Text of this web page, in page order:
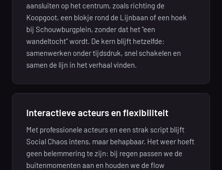
aansluiten op het centrum, zoals richting de
Koopgoot, een blokje rond de Lijnbaan of een hoek
bij Schouwburgplein, zonder dat het “een
wandeltocht” wordt. De kern blijft hetzelfde:
samenwerken onder tijdsdruk, snel schakelen en
samen de lijn in het verhaal vinden.
Interactieve acteurs en flexibiliteit
Met professionele acteurs en een strak script blijft
Social Chaos intens, maar behapbaar. Het weer hoeft
geen belemmering te zijn: bij regen passen we de
buitenmomenten aan en houden we de flow